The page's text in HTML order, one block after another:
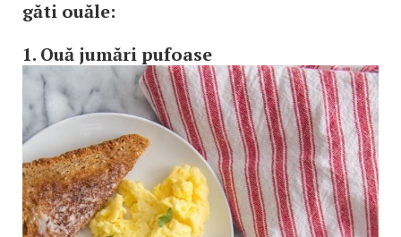
găti ouăle:
1. Ouă jumări pufoase